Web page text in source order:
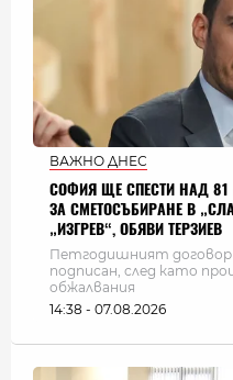
ВАЖНО ДНЕС
СОФИЯ ЩЕ СПЕСТИ НАД
ЗА СМЕТОСЪБИРАНЕ В
„ИЗГРЕВ“, ОБЯВИ ТЕРЗИЕВ
Петгодишният договор
подписан, след като
обжалвания
14:38 - 07.08.2026